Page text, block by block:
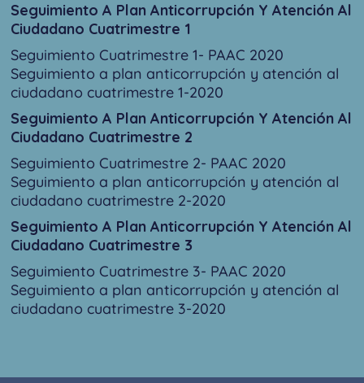
Seguimiento A Plan Anticorrupción Y Atención Al
Ciudadano Cuatrimestre 1
Seguimiento Cuatrimestre 1- PAAC 2020
Seguimiento a plan anticorrupción y atención al
ciudadano cuatrimestre 1-2020
Seguimiento A Plan Anticorrupción Y Atención Al
Ciudadano Cuatrimestre 2
Seguimiento Cuatrimestre 2- PAAC 2020
Seguimiento a plan anticorrupción y atención al
ciudadano cuatrimestre 2-2020
Seguimiento A Plan Anticorrupción Y Atención Al
Ciudadano Cuatrimestre 3
Seguimiento Cuatrimestre 3- PAAC 2020
Seguimiento a plan anticorrupción y atención al
ciudadano cuatrimestre 3-2020